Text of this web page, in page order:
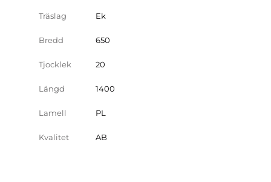
Träslag Ek
Bredd 650
Tjocklek 20
Längd 1400
Lamell PL
Kvalitet AB